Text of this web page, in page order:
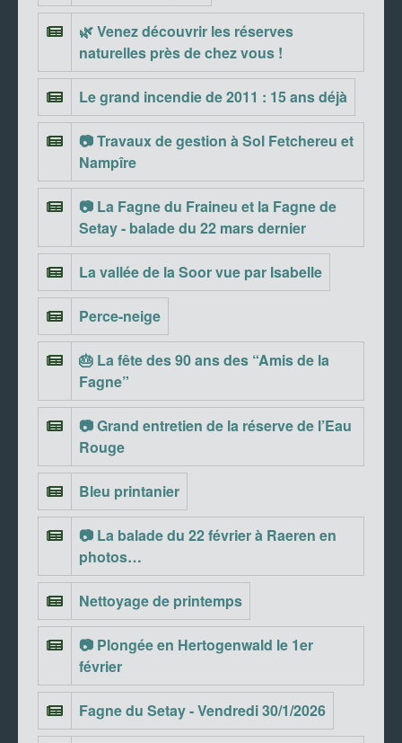
🌿 Venez découvrir les réserves
naturelles près de chez vous !
Le grand incendie de 2011 : 15 ans déjà
📷 Travaux de gestion à Sol Fetchereu et
Nampîre
📷 La Fagne du Fraineu et la Fagne de
Setay - balade du 22 mars dernier
La vallée de la Soor vue par Isabelle
Perce-neige
🎂 La fête des 90 ans des “Amis de la
Fagne”
📷 Grand entretien de la réserve de l’Eau
Rouge
Bleu printanier
📷 La balade du 22 février à Raeren en
photos…
Nettoyage de printemps
📷 Plongée en Hertogenwald le 1er
février
Fagne du Setay - Vendredi 30/1/2026